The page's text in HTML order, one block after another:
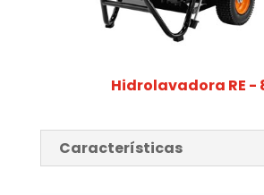
Hidrolavadora RE -
Características